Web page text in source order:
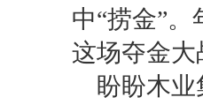
中“捞金”
这场夺金大
盼盼木